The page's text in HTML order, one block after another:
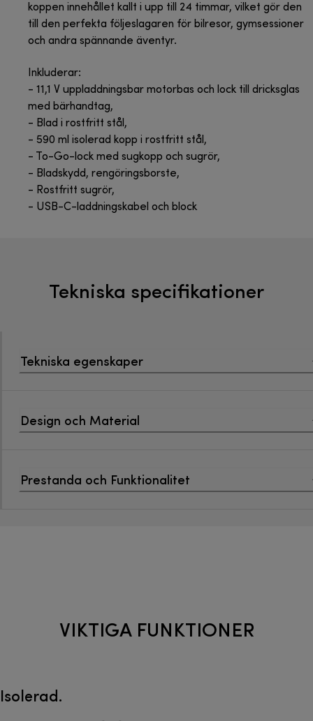
koppen innehållet kallt i upp till 24 timmar, vilket gör den
till den perfekta följeslagaren för bilresor, gymsessioner
och andra spännande äventyr.
Inkluderar:
- 11,1 V uppladdningsbar motorbas och lock till dricksglas
med bärhandtag,
- Blad i rostfritt stål,
- 590 ml isolerad kopp i rostfritt stål,
- To-Go-lock med sugkopp och sugrör,
- Bladskydd, rengöringsborste,
- Rostfritt sugrör,
- USB-C-laddningskabel och block
Tekniska specifikationer
Tekniska egenskaper
Design och Material
Prestanda och Funktionalitet
VIKTIGA FUNKTIONER
Isolerad.